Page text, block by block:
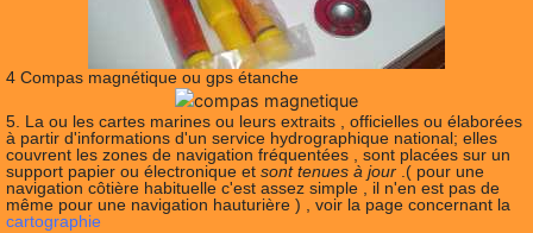
4 Compas magnétique ou gps étanche
5. La ou les cartes marines ou leurs extraits , officielles ou élaborées
à partir d'informations d'un service hydrographique national; elles
couvrent les zones de navigation fréquentées , sont placées sur un
support papier ou électronique et sont tenues à jour .( pour une
navigation côtière habituelle c'est assez simple , il n'en est pas de
même pour une navigation hauturière ) , voir la page concernant la
cartographie